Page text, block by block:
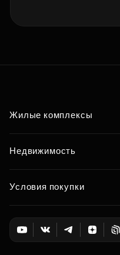
Жилые комплексы
Недвижимость
Условия покупки